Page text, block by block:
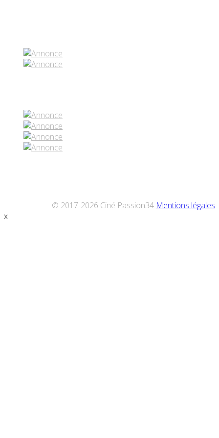
© 2017-2026 Ciné Passion34 Mentions légales
x